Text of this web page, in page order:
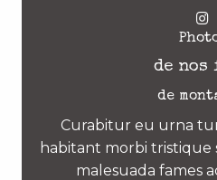
de nos
de
Curabitur eu urna
habitant morbi
malesuada fames